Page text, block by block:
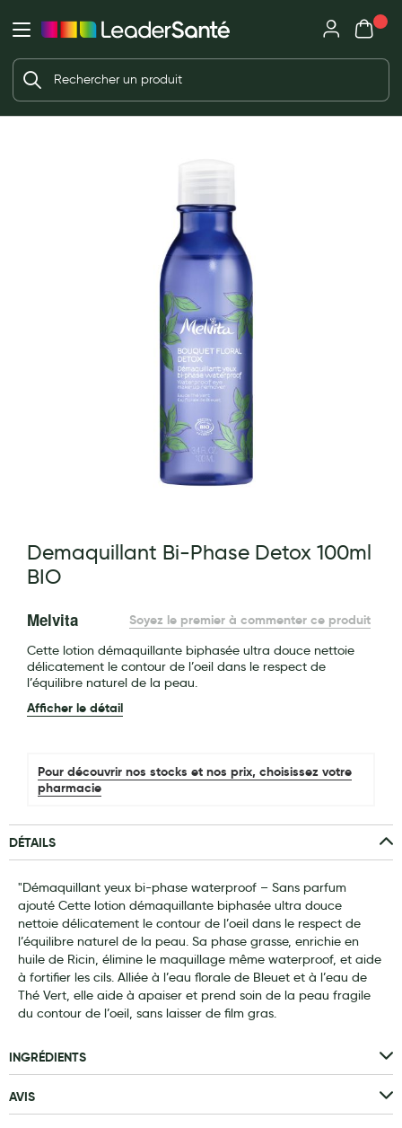
Ma Pharmacie LeaderSanté
Ouvrir l'application
Ouvrir
Mon
Votre panier est vide
Beauté et soin
Dentifrices et bains de bouche
Brosses à dents et accessoires dentaires
Crème solaire - Visage et corps
Accessoires, coutellerie, brosserie
Bouillottes
Parfums et bougies d'ambiance
Beauté au naturel
Huiles
Couches
Laits infantiles
Biberons et tétines
Toilette du bébé
Accessoires bébé
Alimentation
Soins enfant
Tisanes allaitement et compléments alimentaires
Accessoires maternité
Demaquillant Bi-Phase Detox 100ml
BIO
Melvita
Soyez le premier à commenter ce produit
Cette lotion démaquillante biphasée ultra douce nettoie
délicatement le contour de l’oeil dans le respect de
l’équilibre naturel de la peau.
Afficher le détail
Pour découvrir nos stocks et nos prix, choisissez votre
pharmacie
DÉTAILS
"Démaquillant yeux bi-phase waterproof – Sans parfum
ajouté Cette lotion démaquillante biphasée ultra douce
nettoie délicatement le contour de l’oeil dans le respect de
l’équilibre naturel de la peau. Sa phase grasse, enrichie en
huile de Ricin, élimine le maquillage même waterproof, et aide
à fortifier les cils. Alliée à l’eau florale de Bleuet et à l’eau de
Thé Vert, elle aide à apaiser et prend soin de la peau fragile
du contour de l’oeil, sans laisser de film gras.
INGRÉDIENTS
AVIS